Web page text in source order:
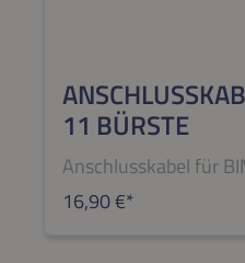
11 BÜRSTE
16,90 €*